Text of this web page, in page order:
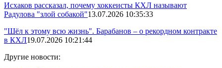
Исхаков рассказал, почему хоккеисты КХЛ называют
Радулова "злой собакой"13.07.2026 10:35:33
"Шёл к этому всю жизнь". Барабанов – о рекордном контракте
в КХЛ19.07.2026 10:21:44
Другие новости: